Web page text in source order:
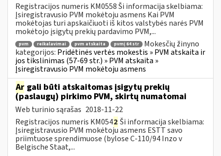
Registracijos numeris KM0558 Ši informacija skelbiama:
Įsiregistravusio PVM mokėtoju asmens Kai PVM
mokėtojas turi apskaičiuoti iš kitos valstybės narės PVM
mokėtojo įsigytų prekių pardavimo PVM,...
pvm reikalavimai pvm atskaita pvmį 64 str
Mokesčių žinyno
kategorijos: Pridėtinės vertės mokestis » PVM atskaita ir
jos tikslinimas (57-69 str.) » PVM atskaita »
Įsiregistravusio PVM mokėtoju asmens
Ar gali būti atskaitomas įsigytų prekių
(paslaugų) pirkimo PVM, skirtų numatomai
Web turinio sąrašas 2018-11-22
Registracijos numeris KM0542 Ši informacija skelbiama:
Įsiregistravusio PVM mokėtoju asmens ESTT savo
priimtuose sprendimuose (bylose C-110/94 Inzo v
Belgische Staat,...